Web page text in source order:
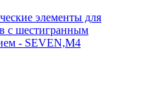
элементы для
с шестигранным
- SEVEN,M4